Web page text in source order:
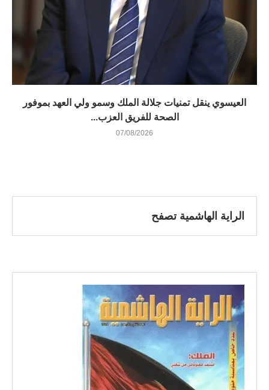
العيسوي ينقل تمنيات جلالة الملك وسمو ولي العهد بموفور
الصحة للفريق العزب...
07/08/2026
الراية الهاشمية تصفح